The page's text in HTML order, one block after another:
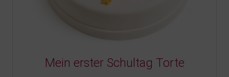
Mein erster Schultag Torte